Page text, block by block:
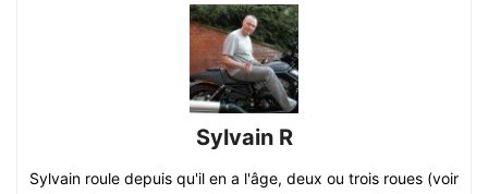
Sylvain R
Sylvain roule depuis qu'il en a l'âge, deux ou trois roues (voir